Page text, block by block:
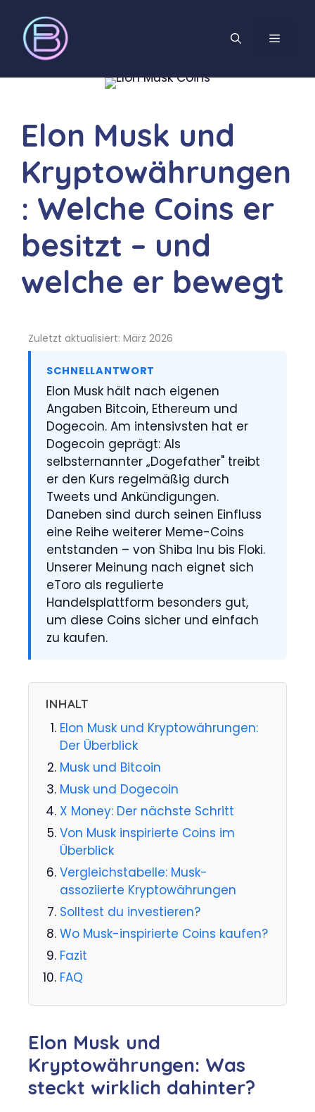
Elon Musk und
Kryptowährungen
: Welche Coins er
besitzt – und
welche er bewegt
Zuletzt aktualisiert: März 2026
SCHNELLANTWORT
Elon Musk hält nach eigenen
Angaben Bitcoin, Ethereum und
Dogecoin. Am intensivsten hat er
Dogecoin geprägt: Als
selbsternannter „Dogefather" treibt
er den Kurs regelmäßig durch
Tweets und Ankündigungen.
Daneben sind durch seinen Einfluss
eine Reihe weiterer Meme-Coins
entstanden – von Shiba Inu bis Floki.
Unserer Meinung nach eignet sich
eToro als regulierte
Handelsplattform besonders gut,
um diese Coins sicher und einfach
zu kaufen.
INHALT
Elon Musk und Kryptowährungen:
Der Überblick
Musk und Bitcoin
Musk und Dogecoin
X Money: Der nächste Schritt
Von Musk inspirierte Coins im
Überblick
Vergleichstabelle: Musk-
assoziierte Kryptowährungen
Solltest du investieren?
Wo Musk-inspirierte Coins kaufen?
Fazit
FAQ
Elon Musk und
Kryptowährungen: Was
steckt wirklich dahinter?